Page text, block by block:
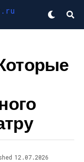
12.07.2026